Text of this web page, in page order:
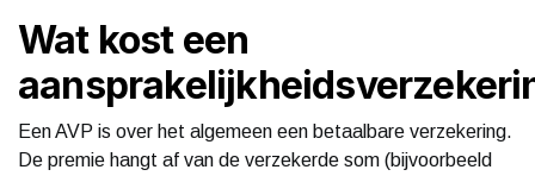
Wat kost een
Een AVP is over het algemeen een betaalbare verzekering.
De premie hangt af van de verzekerde som (bijvoorbeeld